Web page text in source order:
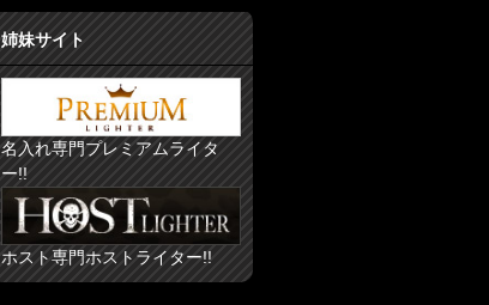
姉妹サイト
名入れ専門プレミアムライタ
ー!!
ホスト専門ホストライター!!